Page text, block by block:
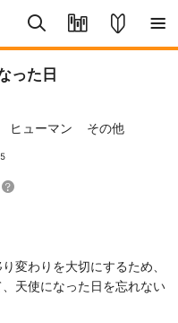
った日
ヒューマン その他
5
変わりを大切にするため、
天使になった日を忘れない